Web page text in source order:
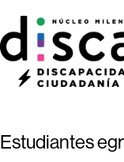
Estudiantes